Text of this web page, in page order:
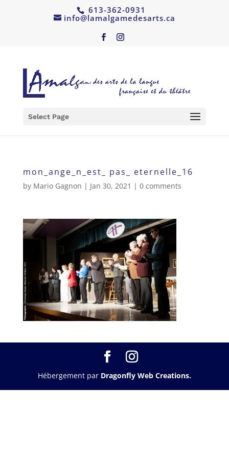
613-362-0931
info@lamalgamedesarts.ca
Select Page
mon_ange_n_est_ pas_ eternelle_16
by Mario Gagnon | Jan 30, 2021 | 0 comments
Hébergement par Dragonfly Web Creations.